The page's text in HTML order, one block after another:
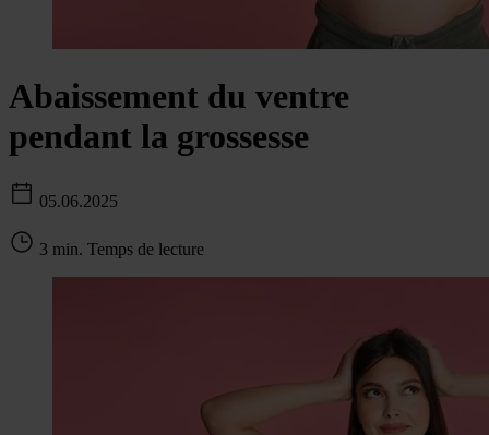
Abaissement du ventre
pendant la grossesse
05.06.2025
3 min. Temps de lecture